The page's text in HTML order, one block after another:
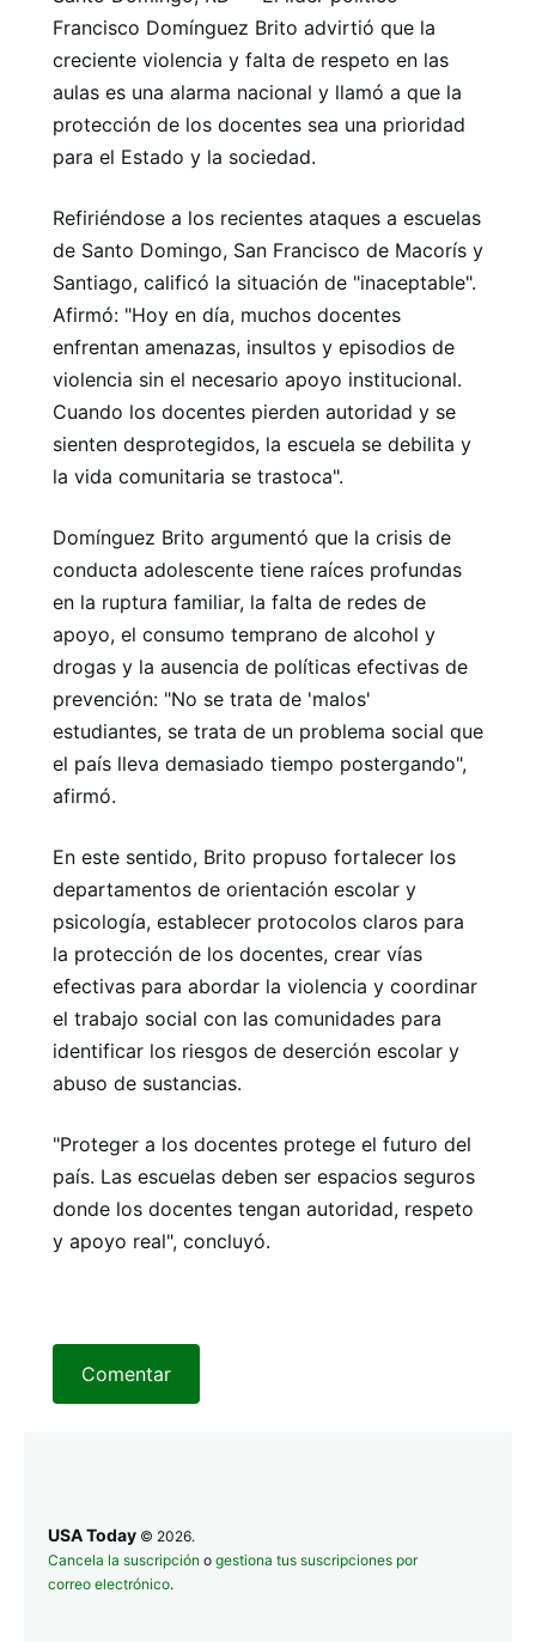
Francisco Domínguez Brito advirtió que la
creciente violencia y falta de respeto en las
aulas es una alarma nacional y llamó a que la
protección de los docentes sea una prioridad
para el Estado y la sociedad.
Refiriéndose a los recientes ataques a escuelas
de Santo Domingo, San Francisco de Macorís y
Santiago, calificó la situación de "inaceptable".
Afirmó: "Hoy en día, muchos docentes
enfrentan amenazas, insultos y episodios de
violencia sin el necesario apoyo institucional.
Cuando los docentes pierden autoridad y se
sienten desprotegidos, la escuela se debilita y
la vida comunitaria se trastoca".
Domínguez Brito argumentó que la crisis de
conducta adolescente tiene raíces profundas
en la ruptura familiar, la falta de redes de
apoyo, el consumo temprano de alcohol y
drogas y la ausencia de políticas efectivas de
prevención: "No se trata de 'malos'
estudiantes, se trata de un problema social que
el país lleva demasiado tiempo postergando",
afirmó.
En este sentido, Brito propuso fortalecer los
departamentos de orientación escolar y
psicología, establecer protocolos claros para
la protección de los docentes, crear vías
efectivas para abordar la violencia y coordinar
el trabajo social con las comunidades para
identificar los riesgos de deserción escolar y
abuso de sustancias.
"Proteger a los docentes protege el futuro del
país. Las escuelas deben ser espacios seguros
donde los docentes tengan autoridad, respeto
y apoyo real", concluyó.
Comentar
USA Today © 2026.
Cancela la suscripción o gestiona tus suscripciones por
correo electrónico.